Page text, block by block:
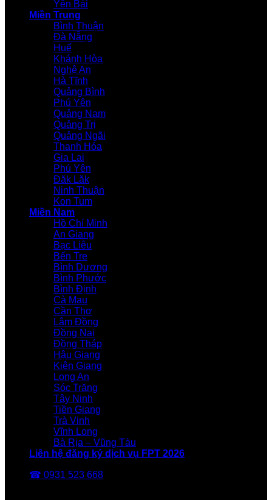
Yên Bái
Miền Trung
Bình Thuận
Đà Nẵng
Huế
Khánh Hòa
Nghệ An
Hà Tĩnh
Quảng Bình
Phú Yên
Quảng Nam
Quảng Trị
Quảng Ngãi
Thanh Hóa
Gia Lai
Phú Yên
Đăk Lăk
Ninh Thuận
Kon Tum
Miền Nam
Hồ Chí Minh
An Giang
Bạc Liêu
Bến Tre
Bình Dương
Bình Phước
Bình Định
Cà Mau
Cần Thơ
Lâm Đồng
Đồng Nai
Đồng Tháp
Hậu Giang
Kiên Giang
Long An
Sóc Trăng
Tây Ninh
Tiền Giang
Trà Vinh
Vĩnh Long
Bà Rịa – Vũng Tàu
Liên hệ đăng ký dịch vụ FPT 2026
☎ 0931 523 668